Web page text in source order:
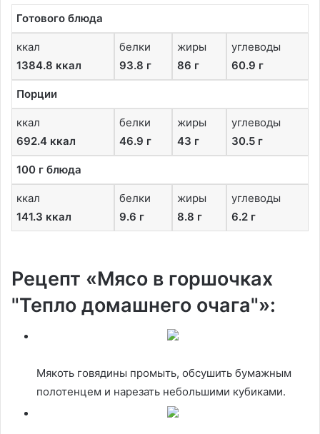
Готового блюда
ккал
1384.8 ккал
белки
93.8 г
жиры
86 г
углеводы
60.9 г
Порции
ккал
692.4 ккал
белки
46.9 г
жиры
43 г
углеводы
30.5 г
100 г блюда
ккал
141.3 ккал
белки
9.6 г
жиры
8.8 г
углеводы
6.2 г
Рецепт «Мясо в горшочках
"Тепло домашнего очага"»:
Мякоть говядины промыть, обсушить бумажным
полотенцем и нарезать небольшими кубиками.